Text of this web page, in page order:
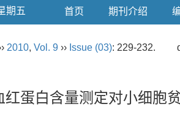
期五 首页 期刊介绍
2010, Vol. 9 ›› Issue (03): 229-232.
红蛋白含量测定对小细胞